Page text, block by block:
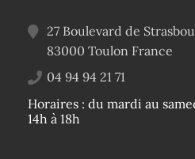
27 Boulevard de
83000 Toulon France
04 94 94 21 71
Horaires : du mardi au
14h à 18h